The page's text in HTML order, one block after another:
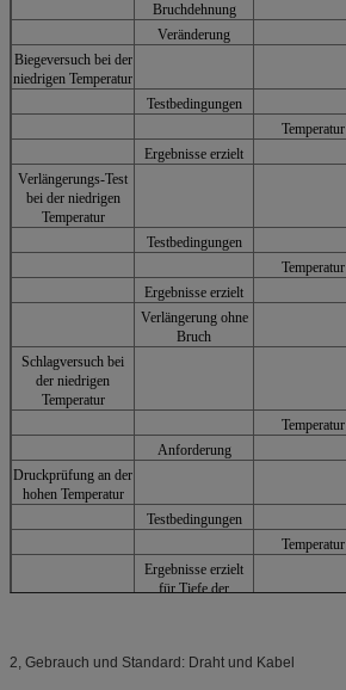
Bruchdehnung
Veränderung
Biegeversuch bei der
niedrigen Temperatur
Testbedingungen
Temperatur
Ergebnisse erzielt
Verlängerungs-Test
bei der niedrigen
Temperatur
Testbedingungen
Temperatur
Ergebnisse erzielt
Verlängerung ohne
Bruch
Schlagversuch bei
der niedrigen
Temperatur
Temperatur
Anforderung
Druckprüfung an der
hohen Temperatur
Testbedingungen
Temperatur
Ergebnisse erzielt
für Tiefe der
Temperatur
2, Gebrauch und Standard: Draht und Kabel